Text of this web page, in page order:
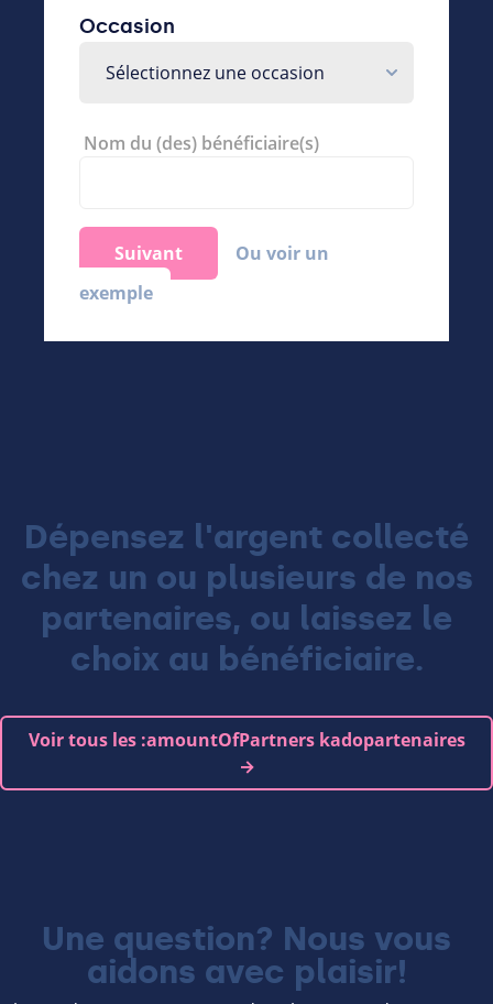
Occasion
Sélectionnez une occasion
Nom du (des) bénéficiaire(s)
Suivant
Ou voir un
exemple
Dépensez l'argent collecté
chez un ou plusieurs de nos
partenaires, ou laissez le
choix au bénéficiaire.
Voir tous les :amountOfPartners kadopartenaires
→
Une question? Nous vous
aidons avec plaisir!